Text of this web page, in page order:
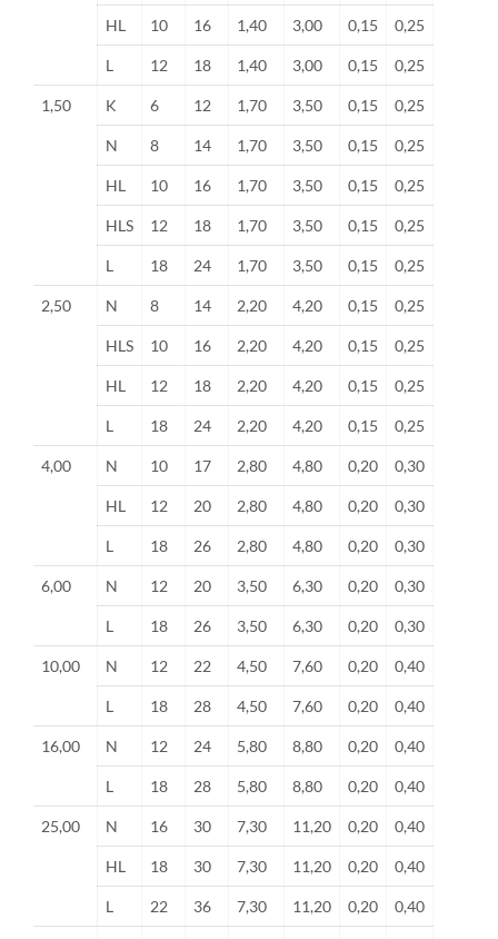
HL 10 16 1,40 3,00 0,15 0,25
L 12 18 1,40 3,00 0,15 0,25
1,50 K 6 12 1,70 3,50 0,15 0,25
N 8 14 1,70 3,50 0,15 0,25
HL 10 16 1,70 3,50 0,15 0,25
HLS 12 18 1,70 3,50 0,15 0,25
L 18 24 1,70 3,50 0,15 0,25
2,50 N 8 14 2,20 4,20 0,15 0,25
HLS 10 16 2,20 4,20 0,15 0,25
HL 12 18 2,20 4,20 0,15 0,25
L 18 24 2,20 4,20 0,15 0,25
4,00 N 10 17 2,80 4,80 0,20 0,30
HL 12 20 2,80 4,80 0,20 0,30
L 18 26 2,80 4,80 0,20 0,30
6,00 N 12 20 3,50 6,30 0,20 0,30
L 18 26 3,50 6,30 0,20 0,30
10,00 N 12 22 4,50 7,60 0,20 0,40
L 18 28 4,50 7,60 0,20 0,40
16,00 N 12 24 5,80 8,80 0,20 0,40
L 18 28 5,80 8,80 0,20 0,40
25,00 N 16 30 7,30 11,20 0,20 0,40
HL 18 30 7,30 11,20 0,20 0,40
L 22 36 7,30 11,20 0,20 0,40